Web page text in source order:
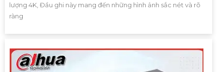
lượng 4K, Đầu ghi này mang đến những hình ảnh sắc nét và rõ
ràng